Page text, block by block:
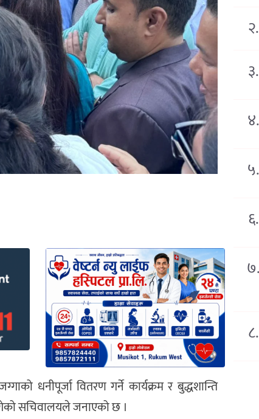
धनीपूर्जा वितरण गर्ने कार्यक्रम र बुद्धशान्ति
सचिवालयले जनाएको छ ।
२.
३.
४.
५.
६.
७.
८.